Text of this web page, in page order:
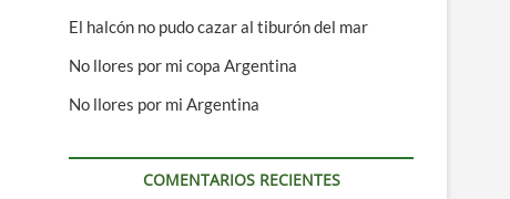
El halcón no pudo cazar al tiburón del mar
No llores por mi copa Argentina
No llores por mi Argentina
COMENTARIOS RECIENTES